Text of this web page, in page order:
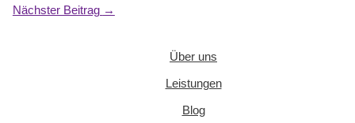
Nächster Beitrag →
Über uns
Leistungen
Blog